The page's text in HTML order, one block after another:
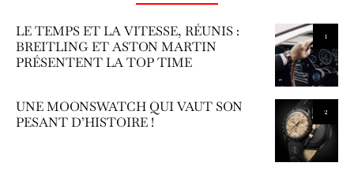
1
LE TEMPS ET LA VITESSE, RÉUNIS :
BREITLING ET ASTON MARTIN
PRÉSENTENT LA TOP TIME
2
UNE MOONSWATCH QUI VAUT SON
PESANT D’HISTOIRE !